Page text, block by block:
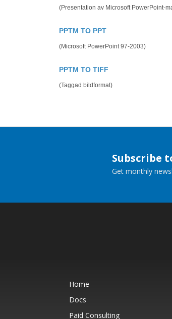
(Presentation av Microsoft PowerPoint-
PPTM TO PPT
(Microsoft PowerPoint 97-2003)
PPTM TO TIFF
(Taggad bildformat)
Subscribe
Get monthly
Home
Docs
Paid Consulting